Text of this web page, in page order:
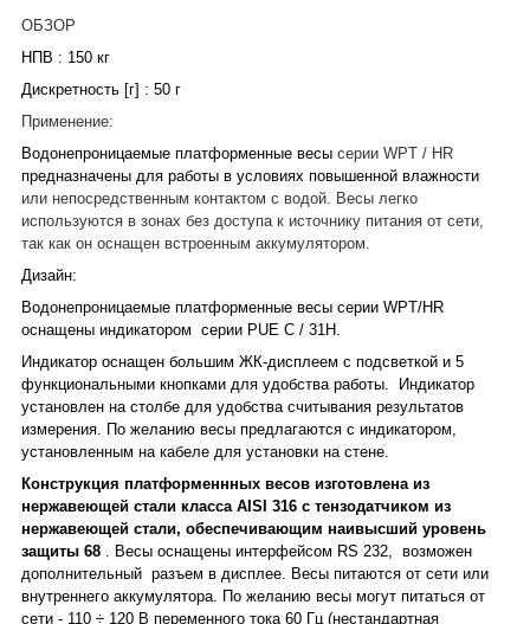
ОБЗОР
НПВ : 150 кг
Дискретность [г] : 50 г
Применение:
Водонепроницаемые платформенные весы серии WPT / HR
предназначены для работы в условиях повышенной влажности
или непосредственным контактом с водой. Весы легко
используются в зонах без доступа к источнику питания от сети,
так как он оснащен встроенным аккумулятором.
Дизайн:
Водонепроницаемые платформенные весы серии WPT/HR
оснащены индикатором серии PUE C / 31H.
Индикатор оснащен большим ЖК-дисплеем с подсветкой и 5
функциональными кнопками для удобства работы.
Индикатор
установлен на столбе для удобства считывания результатов
измерения. По желанию весы предлагаются с индикатором,
установленным на кабеле для установки на стене.
Конструкция платформеннных весов изготовлена из
нержавеющей стали класса AISI 316 с тензодатчиком из
нержавеющей стали, обеспечивающим наивысший уровень
защиты 68 . Весы оснащены интерфейсом RS 232, возможен
дополнительный разъем в дисплее. Весы питаются от сети или
внутреннего аккумулятора. По желанию весы могут питаться от
сети - 110 ÷ 120 В переменного тока 60 Гц (нестандартная